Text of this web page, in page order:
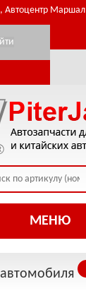
Автоцентр Маршал
МЕНЮ